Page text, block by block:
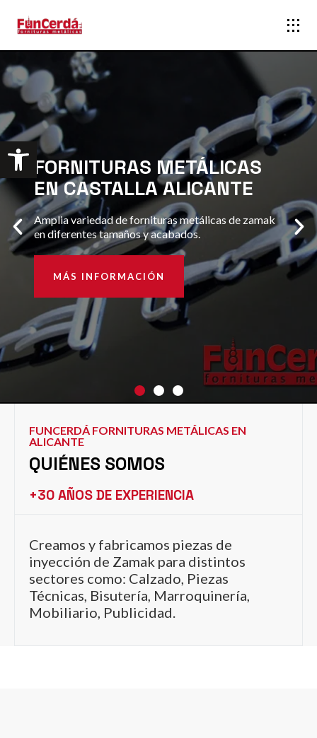
Abrir barra de herramientas
FUNCERDÁ FORNITURAS METÁLICAS EN
ALICANTE
QUIÉNES SOMOS
+30 AÑOS DE EXPERIENCIA
Creamos y fabricamos piezas de
inyección de Zamak para distintos
sectores como: Calzado, Piezas
Técnicas, Bisutería, Marroquinería,
Mobiliario, Publicidad.